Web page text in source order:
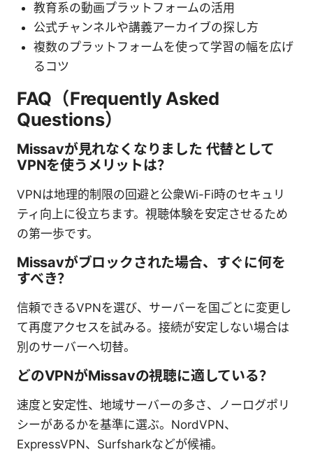
教育系の動画プラットフォームの活用
公式チャンネルや講義アーカイブの探し方
複数のプラットフォームを使って学習の幅を広げ
るコツ
FAQ（Frequently Asked
Questions）
Missavが見れなくなりました 代替として
VPNを使うメリットは？
VPNは地理的制限の回避と公衆Wi-Fi時のセキュリ
ティ向上に役立ちます。視聴体験を安定させるため
の第一歩です。
Missavがブロックされた場合、すぐに何を
すべき？
信頼できるVPNを選び、サーバーを国ごとに変更し
て再度アクセスを試みる。接続が安定しない場合は
別のサーバーへ切替。
どのVPNがMissavの視聴に適している？
速度と安定性、地域サーバーの多さ、ノーログポリ
シーがあるかを基準に選ぶ。NordVPN、
ExpressVPN、Surfsharkなどが候補。